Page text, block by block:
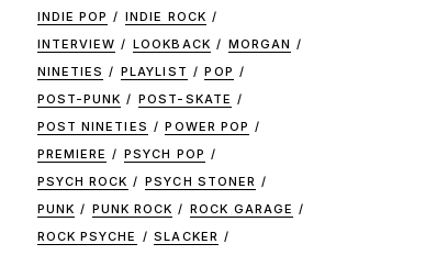
INDIE POP
INDIE ROCK
INTERVIEW
LOOKBACK
MORGAN
NINETIES
PLAYLIST
POP
POST-PUNK
POST-SKATE
POST NINETIES
POWER POP
PREMIERE
PSYCH POP
PSYCH ROCK
PSYCH STONER
PUNK
PUNK ROCK
ROCK GARAGE
ROCK PSYCHE
SLACKER